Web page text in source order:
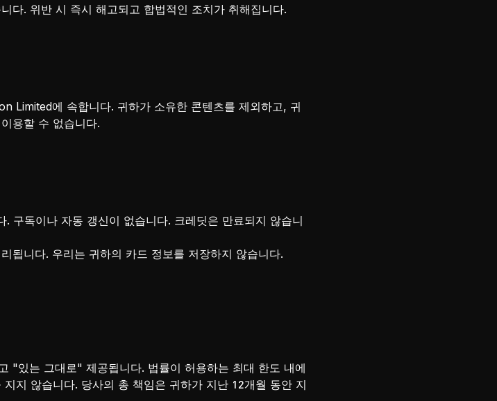
다. 위반 시 즉시 해고되고 합법적인 조치가 취해집니다.
Limited에 속합니다. 귀하가 소유한 콘텐츠를 제외하고, 귀
용할 수 없습니다.
구독이나 자동 갱신이 없습니다. 크레딧은 만료되지 않습니
됩니다. 우리는 귀하의 카드 정보를 저장하지 않습니다.
"있는 그대로" 제공됩니다. 법률이 허용하는 최대 한도 내에
지 않습니다. 당사의 총 책임은 귀하가 지난 12개월 동안 지